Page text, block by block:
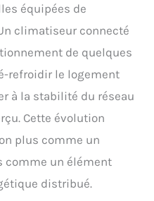
équipées de
climatiseur connecté
de quelques
refroidir le logement
à la stabilité du réseau
Cette évolution
plus comme un
comme un élément
distribué.